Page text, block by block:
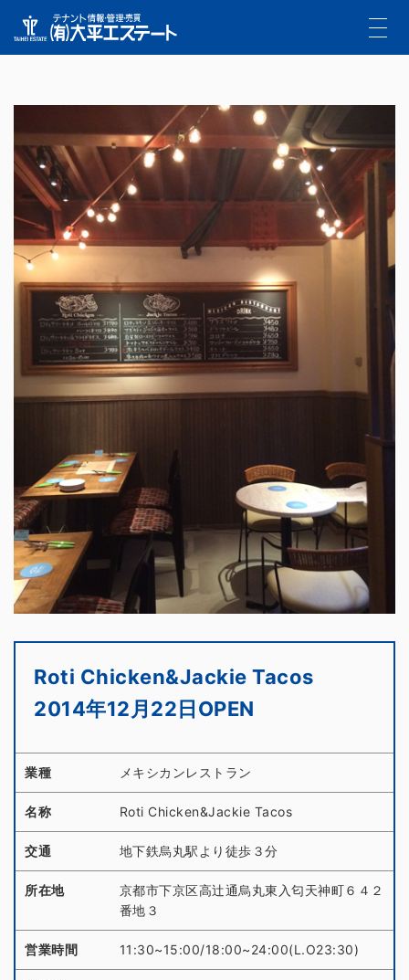
Roti Chicken&Jackie Tacos
2014年12月22日OPEN
業種 メキシカンレストラン
名称 Roti Chicken&Jackie Tacos
交通 地下鉄烏丸駅より徒歩３分
所在地
京都市下京区高辻通烏丸東入匂天神町６４２
番地３
営業時間 11:30~15:00/18:00~24:00(L.O23:30)